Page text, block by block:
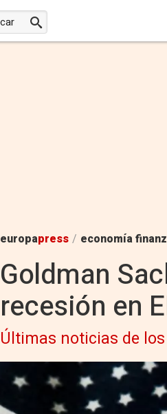
europapress / economía
Goldman
recesión en
Últimas noticias de